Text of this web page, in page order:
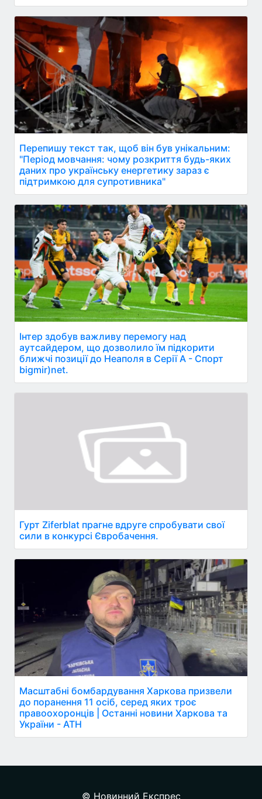
Перепишу текст так, щоб він був унікальним:
"Період мовчання: чому розкриття будь-яких
даних про українську енергетику зараз є
підтримкою для супротивника"
Інтер здобув важливу перемогу над
аутсайдером, що дозволило їм підкорити
ближчі позиції до Неаполя в Серії А - Спорт
bigmir)net.
Гурт Ziferblat прагне вдруге спробувати свої
сили в конкурсі Євробачення.
Масштабні бомбардування Харкова призвели
до поранення 11 осіб, серед яких троє
правоохоронців | Останні новини Харкова та
України - АТН
© Новинний Експрес